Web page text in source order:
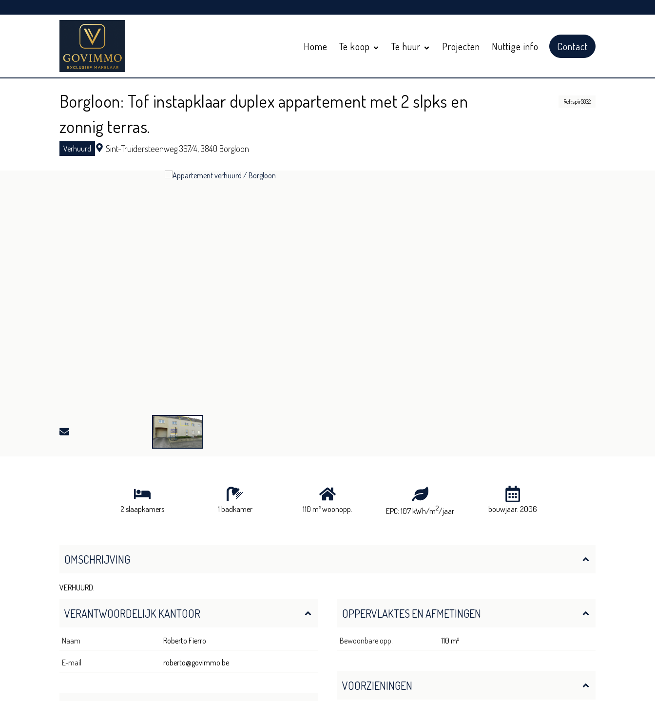
Home Te koop Te huur Projecten Nuttige info Contact
Borgloon: Tof instapklaar duplex appartement met 2 slpks en
zonnig terras.
Verhuurd Sint-Truidersteenweg 367/4,3840 Borgloon
Ref: spir5832
2 slaapkamers 1 badkamer 110 m² woonopp. EPC: 107 kWh/m2/jaar bouwjaar: 2006
OMSCHRIJVING
VERHUURD.
VERANTWOORDELIJK KANTOOR
Naam Roberto Fierro
E-mail roberto@govimmo.be
OPPERVLAKTES EN AFMETINGEN
Bewoonbare opp. 110 m²
VOORZIENINGEN